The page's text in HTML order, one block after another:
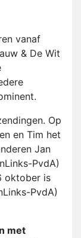
vanaf
& De Wit
Op
en Tim het
Jan
PvdA)
oktober is
PvdA)
met